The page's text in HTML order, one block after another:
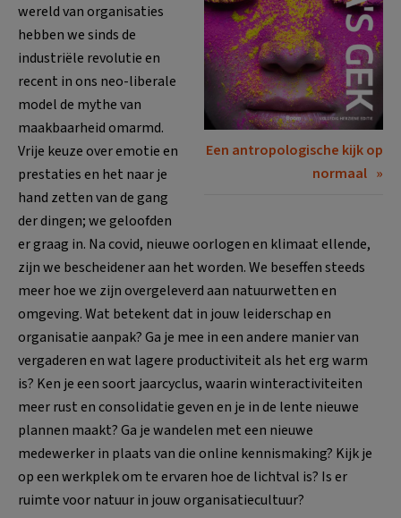
Een antropologische kijk op
normaal
wereld van organisaties
hebben we sinds de
industriële revolutie en
recent in ons neo-liberale
model de mythe van
maakbaarheid omarmd.
Vrije keuze over emotie en
prestaties en het naar je
hand zetten van de gang
der dingen; we geloofden
er graag in. Na covid, nieuwe oorlogen en klimaat ellende,
zijn we bescheidener aan het worden. We beseffen steeds
meer hoe we zijn overgeleverd aan natuurwetten en
omgeving. Wat betekent dat in jouw leiderschap en
organisatie aanpak? Ga je mee in een andere manier van
vergaderen en wat lagere productiviteit als het erg warm
is? Ken je een soort jaarcyclus, waarin winteractiviteiten
meer rust en consolidatie geven en je in de lente nieuwe
plannen maakt? Ga je wandelen met een nieuwe
medewerker in plaats van die online kennismaking? Kijk je
op een werkplek om te ervaren hoe de lichtval is? Is er
ruimte voor natuur in jouw organisatiecultuur?